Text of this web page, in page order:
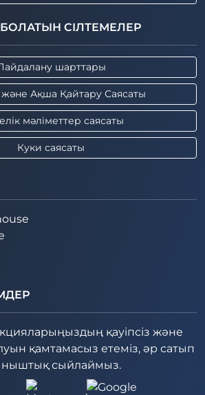
СІЛТЕМЕЛЕР
шарттары
Ақша Қайтару Саясаты
мәліметтер саясаты
Куки саясаты
қауіпсіз және
қамтамасыз етеміз, әр сатып
сыйлаймыз.